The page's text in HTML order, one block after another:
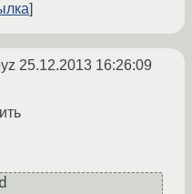
25.12.2013 16:26:09